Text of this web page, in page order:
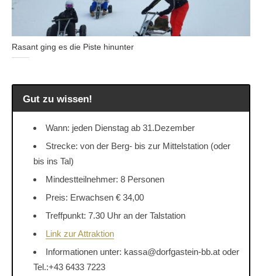
Rasant ging es die Piste hinunter
Gut zu wissen!
Wann: jeden Dienstag ab 31.Dezember
Strecke: von der Berg- bis zur Mittelstation (oder
bis ins Tal)
Mindestteilnehmer: 8 Personen
Preis: Erwachsen € 34,00
Treffpunkt: 7.30 Uhr an der Talstation
Link zur Attraktion
Informationen unter: kassa@dorfgastein-bb.at oder
Tel.:+43 6433 7223